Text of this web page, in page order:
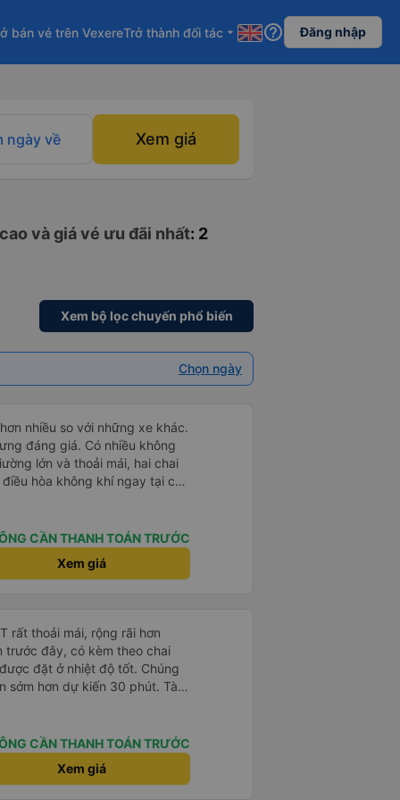
bán vé trên VexereTrở thành đối tác arrow_drop_down help_outline Đăng nhập
ngày về Xem giá
và giá vé ưu đãi nhất: 2
Xem bộ lọc chuyến phổ biến
Chọn ngày
nhiều so với những xe khác.
đáng giá. Có nhiều không
lớn và thoải mái, hai chai
hòa không khí ngay tại chỗ
viên thân thiện và tài xế lái
ổn định).
CẦN THANH TOÁN TRƯỚC
Xem giá
rất thoải mái, rộng rãi hơn
trước đây, có kèm theo chai
đặt ở nhiệt độ tốt. Chúng
sớm hơn dự kiến 30 phút. Tài
khác ở Việt Nam! Không quá
dễ ngủ. Tôi rất vui vì đã đặt
trên GPS và biển số xe vì tôi
xe để tìm thấy nó, đây là vấn
CẦN THANH TOÁN TRƯỚC
Xem giá